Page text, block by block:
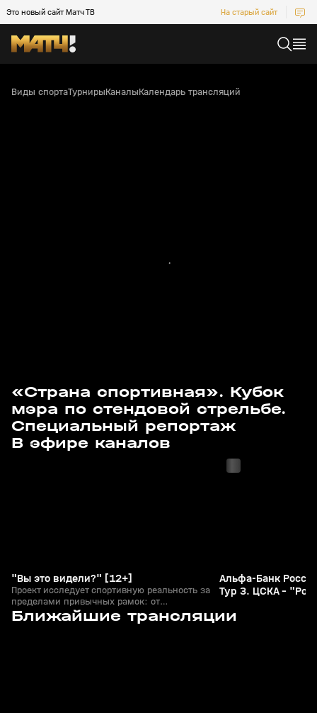
Это новый сайт Матч ТВ На старый сайт
Виды спортаТурнирыКаналыКалендарь трансляций
«Страна спортивная». Кубок
мэра по стендовой стрельбе.
Специальный репортаж
В эфире каналов
с 10:55
"Вы это видели?" [12+]
Проект исследует спортивную реальность за
пределами привычных рамок: от
непредсказуемых поворотов матчей до
экстраординарных подвигов отдельных
Альфа-Банк
Тур 3. ЦСКА -
Ближайшие трансляции